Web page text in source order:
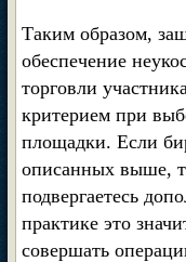
Таким образом,
обеспечение
торговли
критерием при
площадки. Если
описанных выше,
подвергаетесь
практике это
совершать